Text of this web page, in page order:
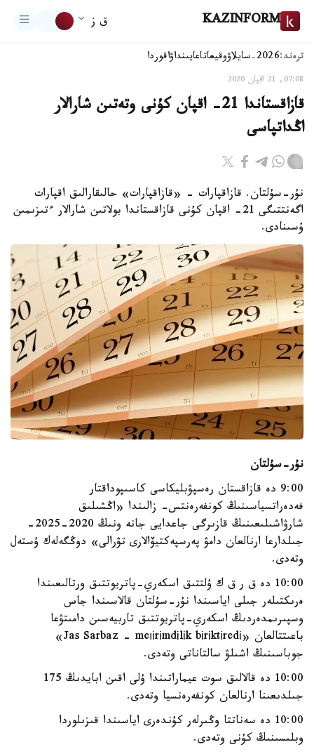
KAZINFORM ق ز
ترەند:2026-سايلاۋ وقيعاتاعايىنداۋاقوردا
07:08, 21 اقپان 2020
قازاقستاندا 21- اقپان كۇنى وتەتىن شارالار
اڭداتپاسى
نۇر-سۇلتان. قازاقپارات - «قازاقپارات» حالىقارالىق اقپارات
اگەنتتىگى 21- اقپان كۇنى قازاقستاندا بولاتىن شارالار ءتىزىمىن
ۇسىنادى.
نۇر-سۇلتان
9:00 دە قازاقستان رەسپۋبليكاسى كاسىپوداقتار
فەدەراتسياسىنىڭ كونفەرەنتس- زالىندا «اڭشىلىق
شارۋاشىلىعىنىڭ قازىرگى جاعدايى جانە ونىڭ 2020-2025-
جىلدارعا ارنالعان دامۋ پەرسپەكتيۆالارى تۋرالى» دوڭگەلەك ۇستەل
وتەدى.
10:00 دە ق ر ق ك ۇلتتىق اسكەري-پاتريوتتىق ورتالىعىندا
ەرىكتىلەر جىلى اياسىندا نۇر-سۇلتان قالاسىندا جاس
وسپىرىمدەردىڭ اسكەري-پاتريوتتىق تاربيەسىن دامىتۋعا
باعىتتالعان «Jas Sarbaz - meıіrіmdіlіk bіrіktіredі»
جوباسىنىڭ اشىلۋ سالتاناتى وتەدى.
10:00 دە قالالىق سوت عيماراتىندا ۇلى اقىن ابايدىڭ 175
جىلدىعىنا ارنالعان كونفەرەنسيا وتەدى.
10:00 دە سەناتتا وڭىرلەر كۇندەرى اياسىندا قىزىلوردا
وبلىسىنىڭ كۇنى وتەدى.